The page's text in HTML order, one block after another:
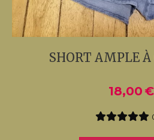
SHORT AMPLE
18,00 €